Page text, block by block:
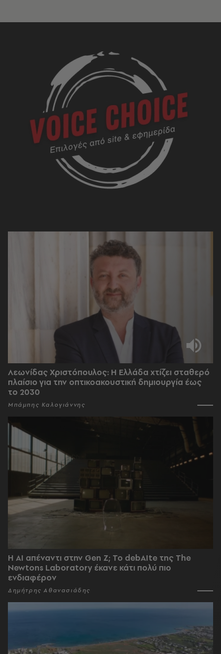
Λεωνίδας Χριστόπουλος: Η Ελλάδα χτίζει σταθερό
πλαίσιο για την οπτικοακουστική δημιουργία έως
το 2030
Μπάμπης Καλογιάννης
Η AI απέναντι στην Gen Z; Το debAIte της The
Newtons Laboratory έκανε κάτι πολύ πιο
ενδιαφέρον
Δημήτρης Αθανασιάδης